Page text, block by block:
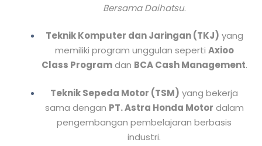
Bersama Daihatsu.
Teknik Komputer dan Jaringan (TKJ) yang
memiliki program unggulan seperti Axioo
Class Programdan BCA Cash Management.
Teknik Sepeda Motor (TSM) yang bekerja
sama dengan PT. Astra Honda Motor dalam
pengembangan pembelajaran berbasis
industri.